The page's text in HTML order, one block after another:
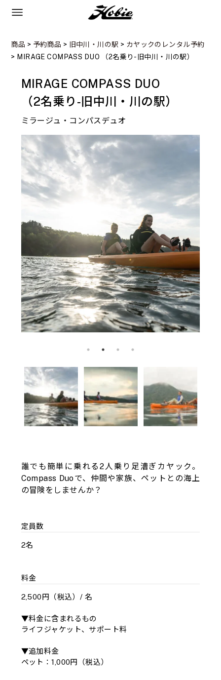
商品 > 予約商品 > 旧中川・川の駅 > カヤックのレンタル予約
> MIRAGE COMPASS DUO （2名乗り-旧中川・川の駅）
MIRAGE COMPASS DUO
（2名乗り-旧中川・川の駅）
ミラージュ・コンパスデュオ
誰でも簡単に乗れる2人乗り足漕ぎカヤック。
Compass Duoで、仲間や家族、ペットとの海上
の冒険をしませんか？
定員数
2名
料金
2,500円（税込）/ 名
▼料金に含まれるもの
ライフジャケット、サポート料
▼追加料金
ペット：1,000円（税込）